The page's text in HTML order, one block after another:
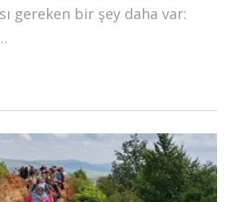
gereken bir şey daha var: